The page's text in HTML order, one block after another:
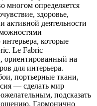
многом определяется
здоровье,
активной деятельности
которые
Le Fabric —
ориентированный на
для интерьера.
портьерные ткани,
— сделать мир
подсказать
Гармонично